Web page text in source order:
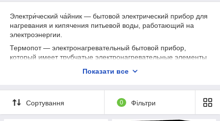
Электри́ческий ча́йник — бытовой электрический прибор для
нагревания и кипячения питьевой воды, работающий на
электроэнергии.
Термопот — электронагревательный бытовой прибор,
который имеет трубчатые электронагревательные элементы
её температуры на заданном уровне, при помощи
Те́рмос — вид бытовой теплоизоляционной посуды для
продолжительного сохранения более высокой или низкой
температуры жидкости и продуктов питания, по сравнению с
Показати все
Сортування 0 Фільтри